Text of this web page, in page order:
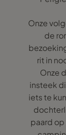
Onze
de
rit in
Onze
insteek
iets te
paard